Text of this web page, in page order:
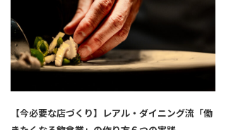
【今必要な店づくり】レアル・ダイニング流「働